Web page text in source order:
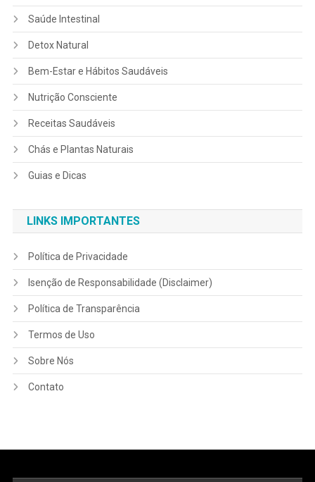
Saúde Intestinal
Detox Natural
Bem-Estar e Hábitos Saudáveis
Nutrição Consciente
Receitas Saudáveis
Chás e Plantas Naturais
Guias e Dicas
LINKS IMPORTANTES
Política de Privacidade
Isenção de Responsabilidade (Disclaimer)
Política de Transparência
Termos de Uso
Sobre Nós
Contato